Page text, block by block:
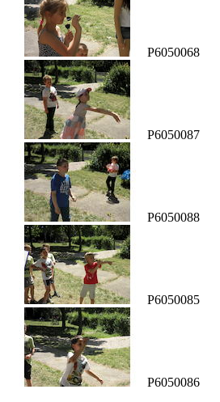
P6050068
P6050087
P6050088
P6050085
P6050086